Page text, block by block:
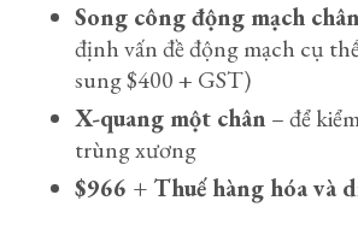
Song công động mạch
định vấn đề động mạch cụ
sung $400 + GST)
X-quang một chân – để
trùng xương
$966 + Thuế hàng hóa và